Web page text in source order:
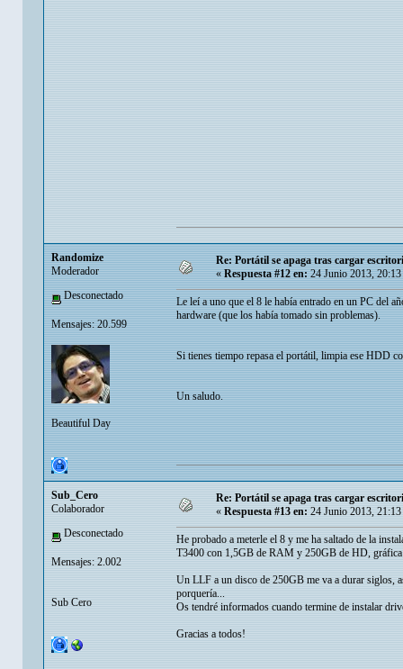
Randomize
Moderador
Desconectado
Mensajes: 20.599
Beautiful Day
Re: Portátil se apaga tras cargar
«Respuesta #12 en:24 Junio 2013, 20:13
Le leí a uno que el 8 le había entrado en un PC del
hardware (que los había tomado sin problemas).
Si tienes tiempo repasa el portátil, limpia ese HDD
Un saludo.
Sub_Cero
Colaborador
Desconectado
Mensajes: 2.002
Sub Cero
Re: Portátil se apaga tras cargar
« Respuesta #13 en: 24 Junio 2013,
He probado a meterle el 8 y me ha saltado de la
T3400 con 1,5GB de RAM y 250GB de HD,
Un LLF a un disco de 250GB me va a durar siglos,
porquería...
Os tendré informados cuando termine de instalar
Gracias a todos!